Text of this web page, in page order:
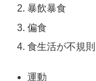
暴飲暴食
偏食
食生活が不規則
運動